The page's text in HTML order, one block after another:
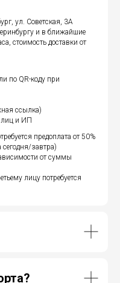
ул. Советская, 3А
и в ближайшие
стоимость доставки от
по QR-коду при
ссылка)
лиц и ИП
предоплата от 50%
завтра)
от суммы
лицу потребуется